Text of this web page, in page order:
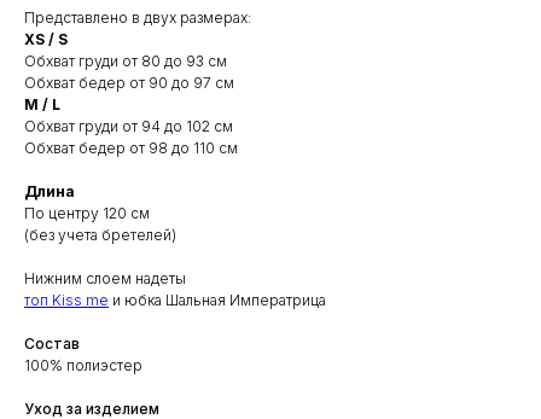
Представлено в двух размерах:
XS / S
Обхват груди от 80 до 93 см
Обхват бедер от 90 до 97 см
М / L
Обхват груди от 94 до 102 см
Обхват бедер от 98 до 110 см
Длина
По центру 120 см
(без учета бретелей)
Нижним слоем надеты
топ Kiss me и юбка Шальная Императрица
Состав
100% полиэстер
Уход за изделием